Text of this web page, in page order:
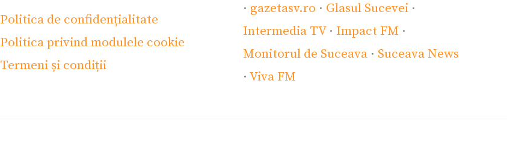
Politica de confidențialitate
Politica privind modulele cookie
Termeni și condiții
· gazetasv.ro · Glasul Sucevei ·
Intermedia TV· Impact FM ·
Monitorul de Suceava · Suceava News
·Viva FM